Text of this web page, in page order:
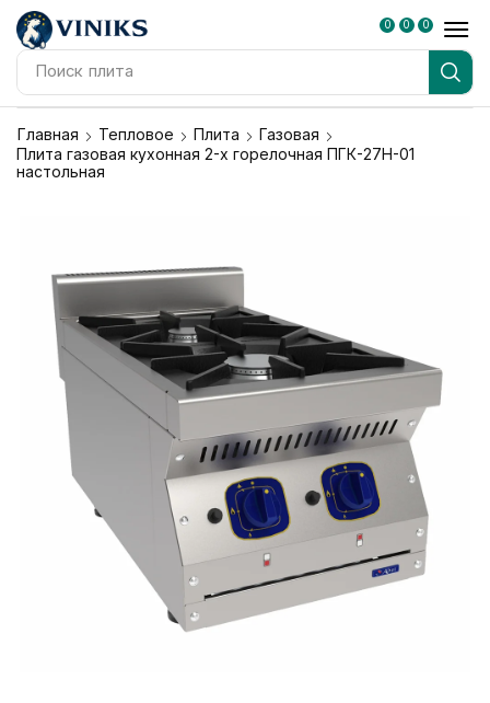
Поиск плита
0 0 0
Главная Тепловое Плита
Газовая
Плита газовая кухонная 2-х горелочная ПГК-27Н-01
настольная